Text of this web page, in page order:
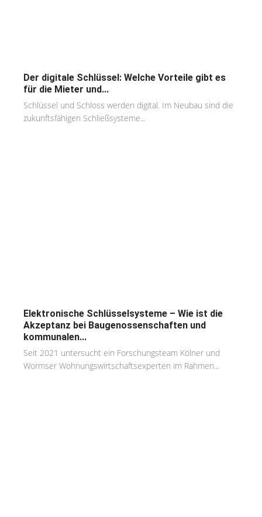
Der digitale Schlüssel: Welche Vorteile gibt es
für die Mieter und...
Schlüssel und Schloss werden digital. Im Neubau sind die
zukunftsfähigen Schließsysteme...
Elektronische Schlüsselsysteme – Wie ist die
Akzeptanz bei Baugenossenschaften und
kommunalen...
Seit 2021 untersucht ein Forschungsteam Kölner und
Wormser Wohnungswirtschaftsexperten im Rahmen...